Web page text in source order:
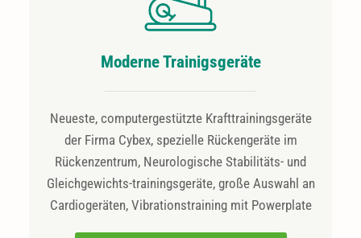
Moderne Trainigsgeräte
Neueste, computergestützte Krafttrainingsgeräte
der Firma Cybex, spezielle Rückengeräte im
Rückenzentrum, Neurologische Stabilitäts- und
Gleichgewichts-trainingsgeräte, große Auswahl an
Cardiogeräten, Vibrationstraining mit Powerplate